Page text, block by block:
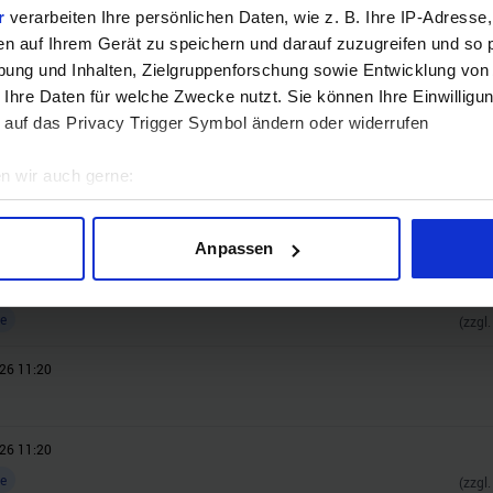
verarbeiten Ihre persönlichen Daten, wie z. B. Ihre IP-
auf Ihrem Gerät zu speichern und darauf zuzugreifen und so
und Inhalten, Zielgruppenforschung sowie Entwicklung
Daten für welche Zwecke nutzt. Sie können Ihre
das Privacy Trigger Symbol ändern oder widerrufen
wir auch gerne:
Lage erfassen, welche bis auf einige Meter genau
Ihre persönlichen Daten verarbeitet werden, und legen Sie
zu analysieren. Außerdem geben wir Informationen zu
soziale Medien, Werbung und Analysen weiter. Unsere
Anpassen
Jetzt teilnehmen!
(zzgl.
11:20
11:20
(zzgl.